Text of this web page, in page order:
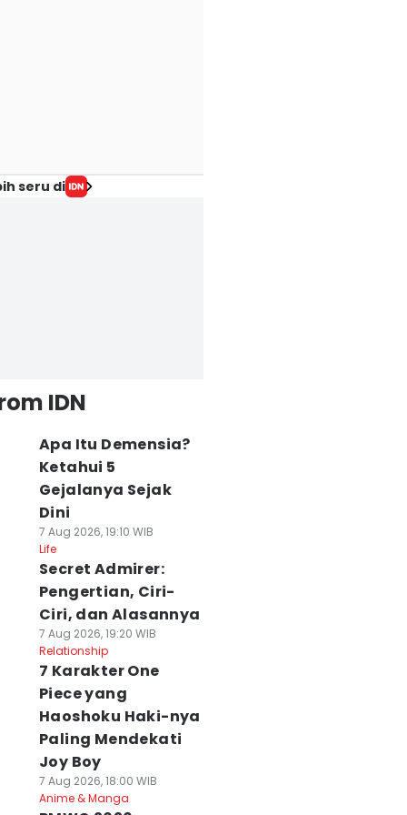
seru di
IDN
Apa Itu Demensia?
Ketahui 5
Gejalanya Sejak
Dini
7 Aug 2026, 19:10 WIB
Life
Secret Admirer:
Pengertian, Ciri-
Ciri, dan Alasannya
7 Aug 2026, 19:20 WIB
Relationship
7 Karakter One
Piece yang
Haoshoku Haki-nya
Paling Mendekati
Joy Boy
7 Aug 2026, 18:00 WIB
Anime & Manga